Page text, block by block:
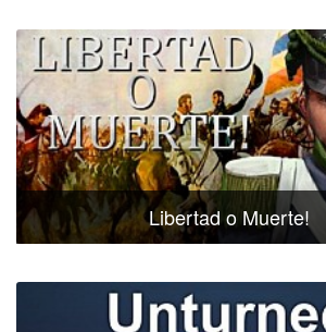
Libertad o Muerte!